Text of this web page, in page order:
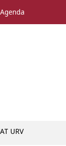
Agenda
URV